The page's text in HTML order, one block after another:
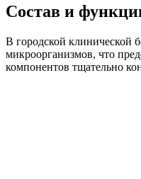
Состав и
В городской клинической
микроорганизмов, что
компонентов тщательно